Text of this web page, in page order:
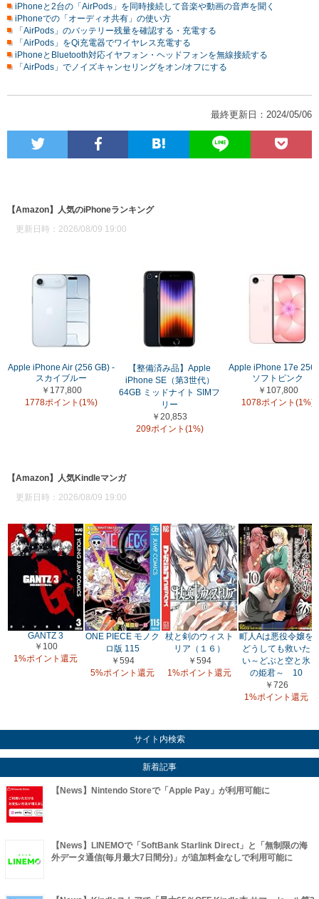
iPhoneと2台の「AirPods」を同時接続して音楽や動画の音声を聞く
iPhoneでの「オーディオ共有」の使い方
「AirPods」のバッテリー残量を確認する・充電する
「AirPods」をQi充電器でワイヤレス充電する
iPhoneとBluetooth対応イヤフォン・ヘッドフォンを無線接続する
「AirPods」でノイズキャンセリングをオン/オフにする
最終更新日：2024/05/06
【Amazon】人気のiPhoneランキング
更新日時：2026/08/09 19:00
Apple iPhone Air (256 GB) -
スカイブルー
￥177,800
1778ポイント(1%)
【整備済み品】Apple
iPhone SE（第3世代）
64GB ミッドナイト SIMフ
リー
￥20,853
209ポイント(1%)
Apple iPhone 17e
ソフトピンク
￥107,800
1078ポイント(1%)
【Amazon】人気Kindleマンガ
更新日時：2026/08/09 19:00
GANTZ 3
￥100
1%ポイント還元
ONE PIECE モノク
ロ版 115
￥594
5%ポイント還元
杖と剣のウィスト
リア（１６）
￥594
1%ポイント還元
町人Aは悪役令嬢を
どうしても救いた
い～どぶと空と氷
の姫君～ 10
￥726
1%ポイント還元
サイト内検索
新着記事
【News】Nintendo Storeで「Apple Pay」が利用可能に
【News】LINEMOで「SoftBank Starlink Direct」と「無制限の海
外データ通信(毎月最大7日間分)」が追加料金なしで利用可能に